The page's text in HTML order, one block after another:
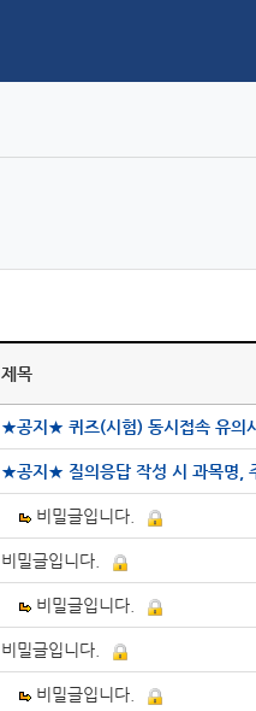
제목
★공지★ 퀴즈(시험) 동시접속 유의
★공지★ 질의응답 작성 시 과목명,
비밀글입니다.
비밀글입니다.
비밀글입니다.
비밀글입니다.
비밀글입니다.